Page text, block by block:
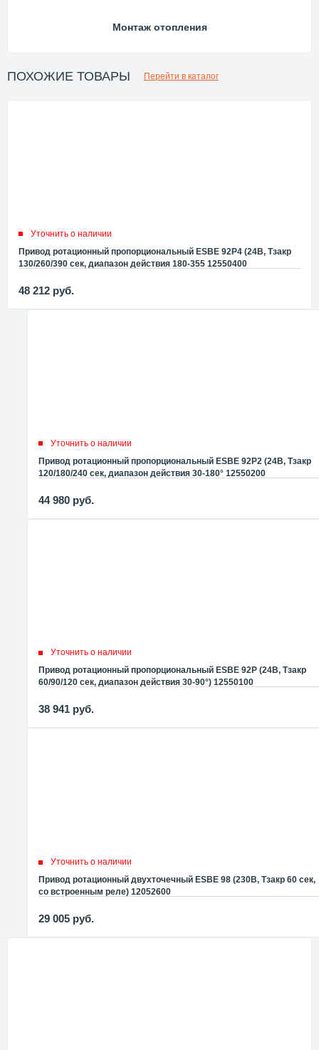
Монтаж отопления
ПОХОЖИЕ ТОВАРЫ Перейти в каталог
Уточнить о наличии
Привод ротационный пропорциональный ESBE 92P4 (24В, Tзакр
130/260/390 сек, диапазон действия 180-355 12550400
48 212 руб.
Уточнить о наличии
Привод ротационный пропорциональный ESBE 92P2 (24В, Tзакр
120/180/240 сек, диапазон действия 30-180° 12550200
44 980 руб.
Уточнить о наличии
Привод ротационный пропорциональный ESBE 92P (24В, Tзакр
60/90/120 сек, диапазон действия 30-90°) 12550100
38 941 руб.
Уточнить о наличии
Привод ротационный двухточечный ESBE 98 (230В, Tзакр 60 сек,
со встроенным реле) 12052600
29 005 руб.